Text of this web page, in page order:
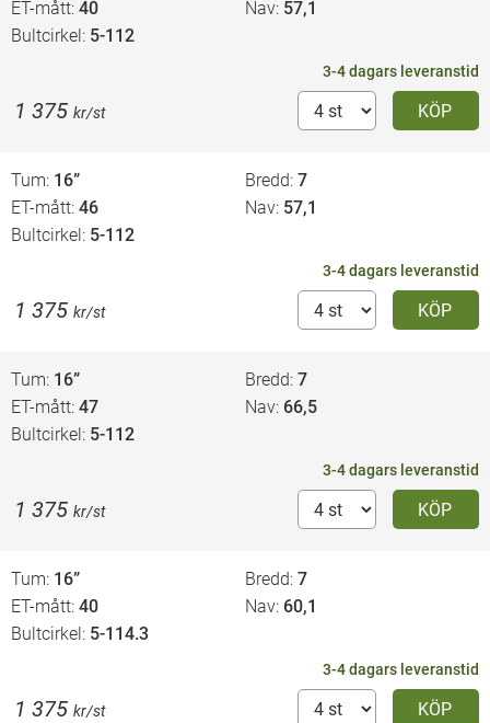
ET-mått 40 Nav 57,1
Bultcirkel 5-112
3-4 dagars leveranstid
KÖP
1 375 kr/st
Tum 16” Bredd 7
ET-mått 46 Nav 57,1
Bultcirkel 5-112
3-4 dagars leveranstid
KÖP
1 375 kr/st
Tum 16” Bredd 7
ET-mått 47 Nav 66,5
Bultcirkel 5-112
3-4 dagars leveranstid
KÖP
1 375 kr/st
Tum 16” Bredd 7
ET-mått 40 Nav 60,1
Bultcirkel 5-114.3
3-4 dagars leveranstid
KÖP
1 375 kr/st